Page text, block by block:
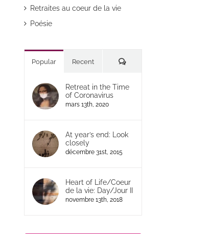
Retraites au coeur de la vie
Poésie
Popular Recent Commentaires
Retreat in the Time
of Coronavirus
mars 13th, 2020
At year’s end: Look
closely
décembre 31st, 2015
Heart of Life/Coeur
de la vie: Day/Jour II
novembre 13th, 2018